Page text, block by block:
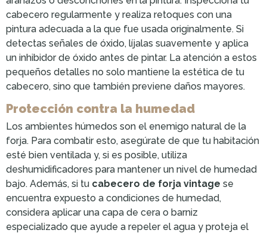
cabecero regularmente y realiza retoques con una
pintura adecuada a la que fue usada originalmente. Si
detectas señales de óxido, líjalas suavemente y aplica
un inhibidor de óxido antes de pintar. La atención a estos
pequeños detalles no solo mantiene la estética de tu
cabecero, sino que también previene daños mayores.
Protección contra la humedad
Los ambientes húmedos son el enemigo natural de la
forja. Para combatir esto, asegúrate de que tu habitación
esté bien ventilada y, si es posible, utiliza
deshumidificadores para mantener un nivel de humedad
bajo. Además, si tu cabecero de forja vintage se
encuentra expuesto a condiciones de humedad,
considera aplicar una capa de cera o barniz
especializado que ayude a repeler el agua y proteja el